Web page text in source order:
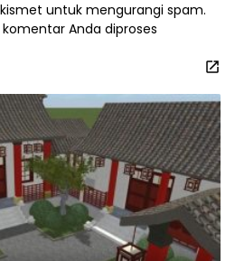
untuk mengurangi spam.
Anda diproses